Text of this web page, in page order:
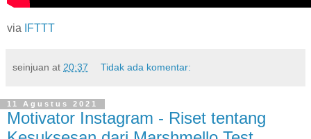
via IFTTT
seinjuan at 20:37 Tidak ada komentar:
11 Agustus 2021
Motivator Instagram - Riset tentang